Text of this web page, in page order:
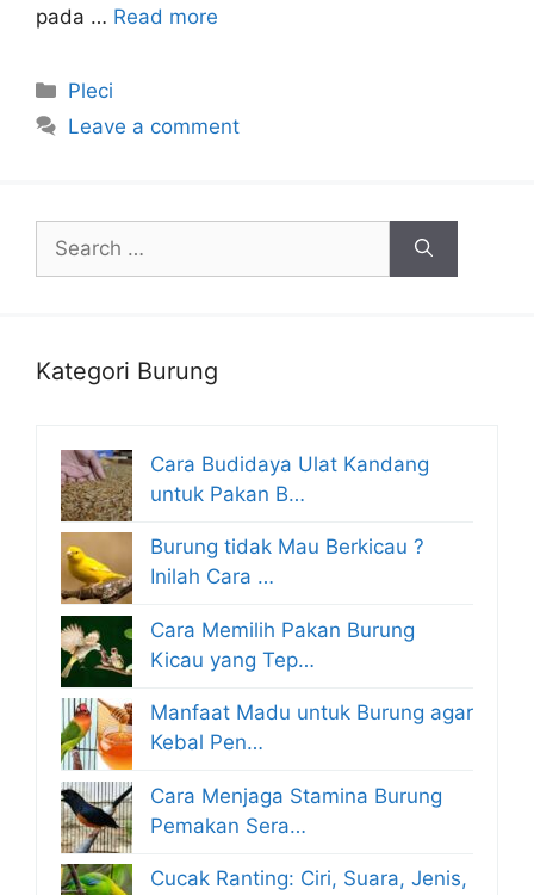
pada … Read more
Categories
Pleci
Leave a comment
for:
Kategori Burung
Cara Budidaya Ulat Kandang
untuk Pakan B…
Burung tidak Mau Berkicau ?
Inilah Cara …
Cara Memilih Pakan Burung
Kicau yang Tep…
Manfaat Madu untuk Burung agar
Kebal Pen…
Cara Menjaga Stamina Burung
Pemakan Sera…
Cucak Ranting: Ciri, Suara, Jenis,